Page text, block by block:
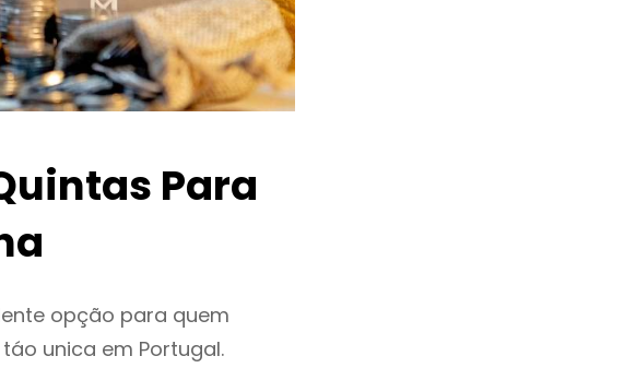
Para
opção para quem
unica em Portugal.